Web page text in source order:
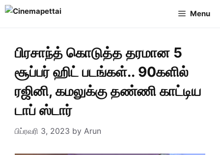
Skip
Menu
பிரசாந்த் கொடுத்த தரமான 5
சூப்பர் ஹிட் படங்கள்.. 90களில்
ரஜினி, கமலுக்கு தண்ணி காட்டிய
டாப் ஸ்டார்
பிப்ரவரி 3, 2023 by Arun